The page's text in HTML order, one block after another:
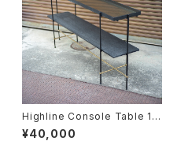
Highline Console Table 18
0
¥40,000